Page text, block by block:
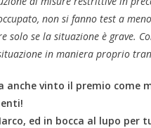
non si fanno test a
solo se la situazione è grave.
in maniera proprio
anche vinto il premio come
ed in bocca al lupo per